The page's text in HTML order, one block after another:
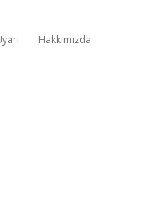
Hakkımızda